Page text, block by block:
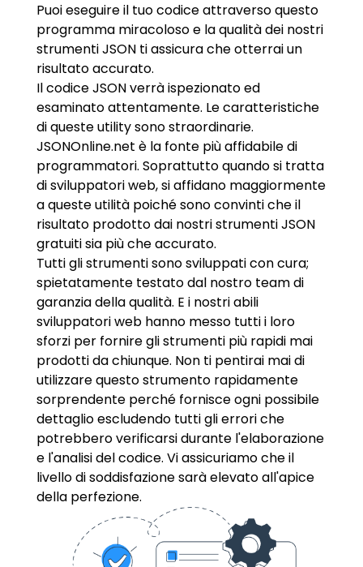
Puoi eseguire il tuo codice attraverso questo
programma miracoloso e la qualità dei nostri
strumenti JSON ti assicura che otterrai un
risultato accurato.
Il codice JSON verrà ispezionato ed
esaminato attentamente. Le caratteristiche
di queste utility sono straordinarie.
JSONOnline.net è la fonte più affidabile di
programmatori. Soprattutto quando si tratta
di sviluppatori web, si affidano maggiormente
a queste utilità poiché sono convinti che il
risultato prodotto dai nostri strumenti JSON
gratuiti sia più che accurato.
Tutti gli strumenti sono sviluppati con cura;
spietatamente testato dal nostro team di
garanzia della qualità. E i nostri abili
sviluppatori web hanno messo tutti i loro
sforzi per fornire gli strumenti più rapidi mai
prodotti da chiunque. Non ti pentirai mai di
utilizzare questo strumento rapidamente
sorprendente perché fornisce ogni possibile
dettaglio escludendo tutti gli errori che
potrebbero verificarsi durante l'elaborazione
e l'analisi del codice. Vi assicuriamo che il
livello di soddisfazione sarà elevato all'apice
della perfezione.